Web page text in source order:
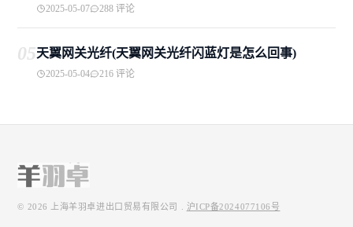
2025-05-07 288 评论
05天翼网关光纤(天翼网关光纤闪蓝灯是怎么回事)
2025-05-04 216 评论
© 2026 上海羊羽卓进出口贸易有限公司 沪ICP备2024077106号